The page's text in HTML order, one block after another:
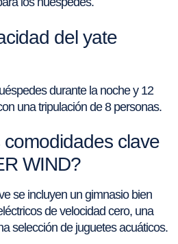
del yate
durante la noche y 12
una tripulación de 8 personas.
clave
WIND?
se incluyen un gimnasio bien
de velocidad cero, una
selección de juguetes acuáticos.